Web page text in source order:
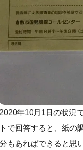
2020年10月1日の状況
トで回答すると、紙の
分もあればできると思